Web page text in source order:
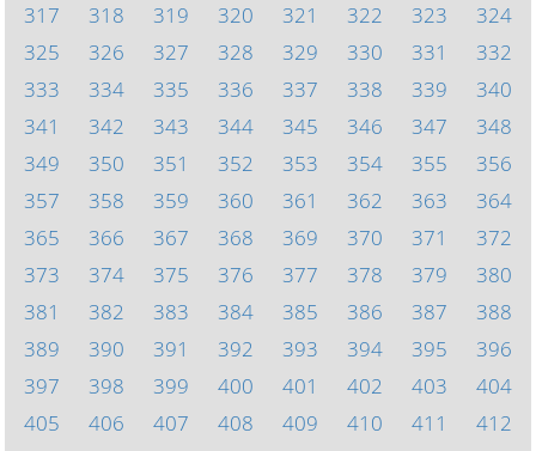
317
318 319 320 321 322 323
324
325
326 327 328 329 330 331
332
333
334 335 336 337 338 339
340
341
342 343 344 345 346 347
348
349
350 351 352 353 354 355
356
357
358 359 360 361 362 363
364
365
366 367 368 369 370 371
372
373
374 375 376 377 378 379
380
381
382 383 384 385 386 387
388
389
390 391 392 393 394 395
396
397
398 399 400 401 402 403
404
405
406 407 408 409 410 411
412